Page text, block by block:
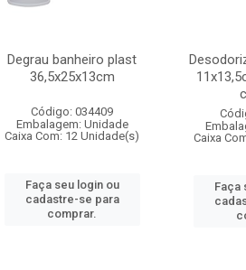
Degrau banheiro plast
36,5x25x13cm
Código: 034409
Embalagem: Unidade
Caixa Com: 12 Unidade(s)
Faça seu login ou
cadastre-se para
comprar.
Caixa
Faça